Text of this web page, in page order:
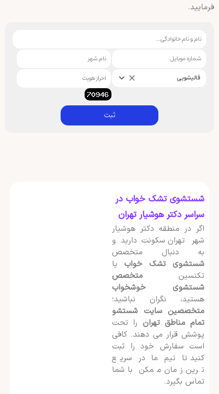
فرمایید.
قالیشویی
ثبت
شستشوی تشک خواب در
سراسر دکتر هوشیار تهران
اگر در منطقه دکتر هوشیار
شهر تهران سکونت دارید و
به دنبال متخصص
شستشوی تشک خوابیا
تکنسین
متخصص
شستشوی خوشخواب
هستید، نگران نباشید؛
متخصصین سایت شستشو
تمام مناطق تهرانرا تحت
پوشش قرار می دهند. کافی
است سفارش خود را ثبت
کنید تا تیم ما در سریع
ترین زمان ممکن با شما
تماس بگیرد.